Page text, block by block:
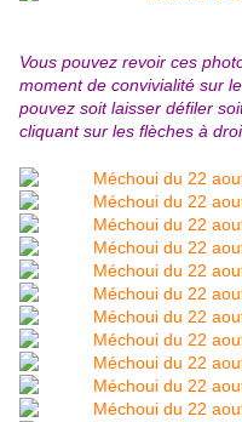
Vous pouvez revoir ces
moment de convivialité sur
pouvez soit laisser défiler
cliquant sur les flèches à